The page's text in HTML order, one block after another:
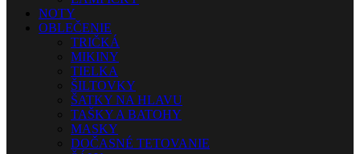
NOTY
OBLEČENIE
TRIČKÁ
MIKINY
TIELKA
ŠILTOVKY
ŠATKY NA HLAVU
TAŠKY A BATOHY
MASKY
DOČASNÉ TETOVANIE